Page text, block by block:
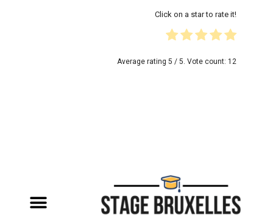
Click on a star to rate it!
Average rating 5 / 5. Vote count: 12